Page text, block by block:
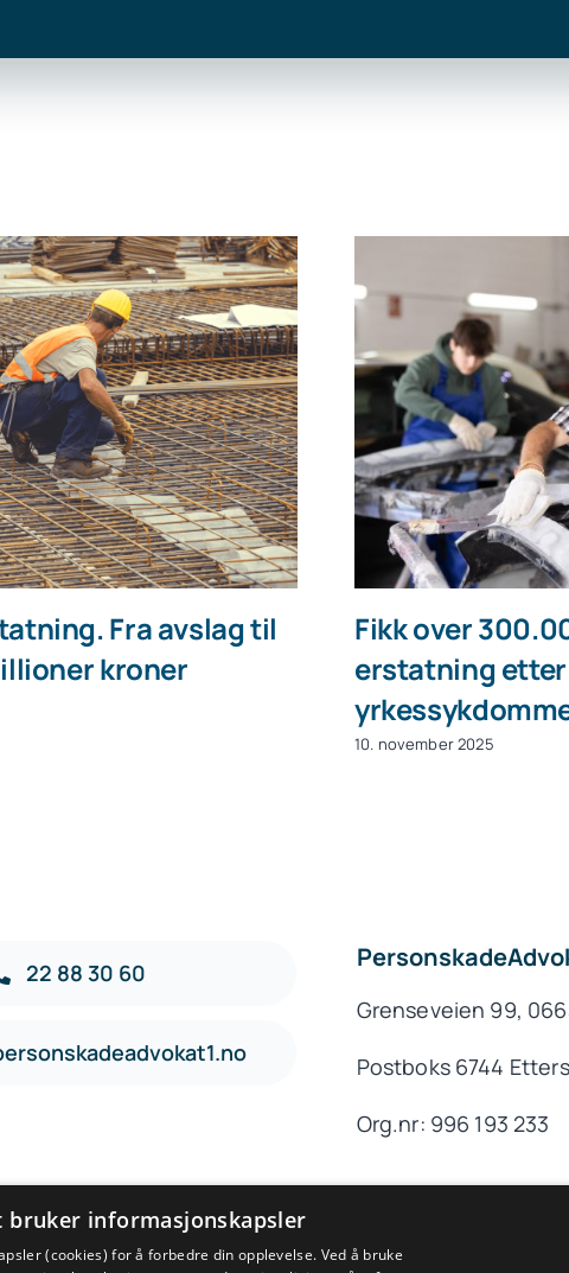
Fra avslag til
kroner
Fikk over
erstatning
10. november 2025
22 88 30 60
Grenseveien 99,
Postboks 6744
Org.nr: 996 193 233
bruker informasjonskapsler
(cookies) for å forbedre din opplevelse. Ved å bruke